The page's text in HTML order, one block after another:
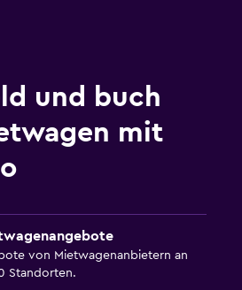
und buch
mit
von Mietwagenanbietern an
Standorten.